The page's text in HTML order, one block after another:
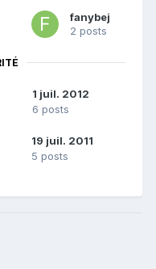
fanybej
2 posts
1 juil. 2012
6 posts
19 juil. 2011
5 posts